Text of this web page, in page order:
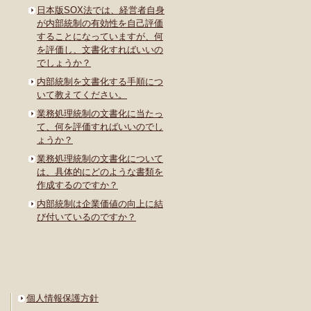
日本版SOX法では、経営者自身
が内部統制の有効性を自己評価
することになっていますが、何
を評価し、文書化すればいいの
でしょうか？
内部統制を文書化する手順につ
いて教えてください。
業務処理統制の文書化に当たっ
て、何を評価すればいいのでし
ょうか？
業務処理統制の文書化について
は、具体的にどのような書類を
作成するのですか？
内部統制は企業価値の向上に結
び付いているのですか？
個人情報保護方針